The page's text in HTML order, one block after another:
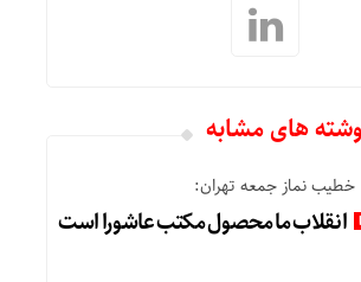
های مشابه
خطیب نماز جمعه تهران:
انقلاب ما محصول مکتب عاشورا است